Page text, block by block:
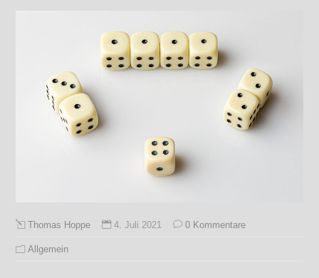
Thomas Hoppe 4. Juli 2021 0 Kommentare
Allgemein